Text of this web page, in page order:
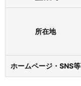
所在地
ホームページ・SNS等